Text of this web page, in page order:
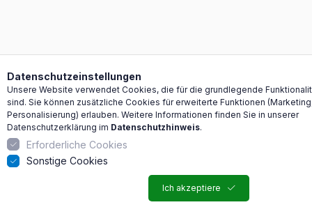
Datenschutzeinstellungen
Unsere Website verwendet Cookies, die für die grundlegende
sind. Sie können zusätzliche Cookies für erweiterte Funktionen
Personalisierung) erlauben. Weitere Informationen finden Sie in unserer
Datenschutzerklärung im Datenschutzhinweis.
Erforderliche Cookies
Sonstige Cookies
Ich akzeptiere